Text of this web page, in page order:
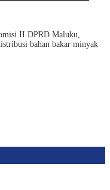
II DPRD Maluku,
bahan bakar minyak